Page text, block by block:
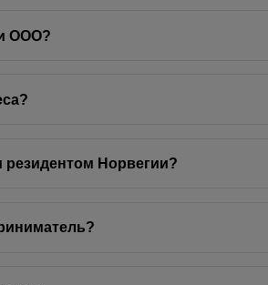
ООО?
резидентом Норвегии?